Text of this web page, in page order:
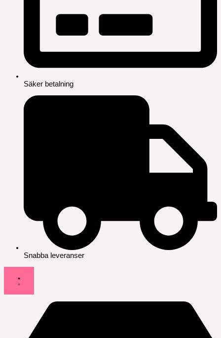
Säker betalning
Snabba leveranser